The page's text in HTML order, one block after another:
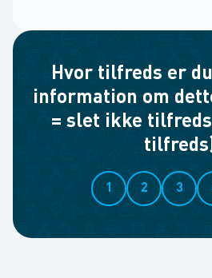
Hvor tilfreds er
information om
= slet ikke
1 2 3